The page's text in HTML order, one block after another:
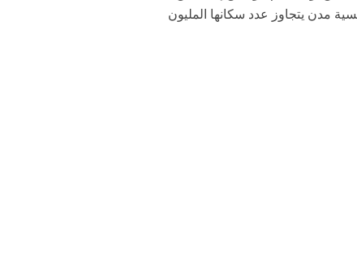
مدن يتجاوز عدد سكانها المليون